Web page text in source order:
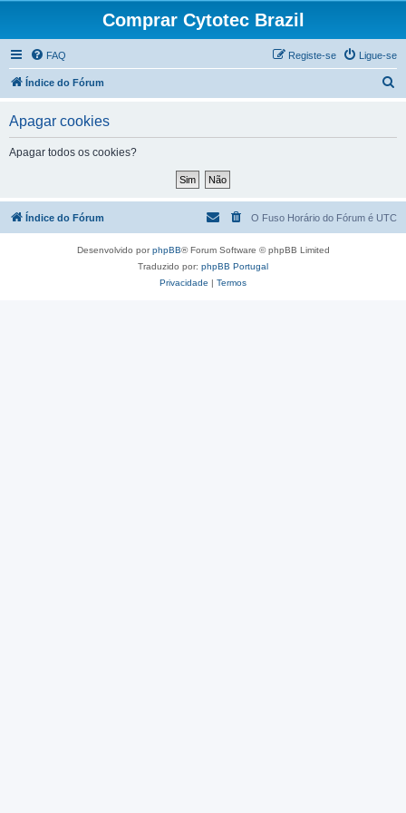
Comprar Cytotec Brazil
FAQ Ligue-se
Registe-se
Índice do Fórum
a
Apagar cookies
Apagar todos os cookies?
Índice do Fórum O Fuso Horário do Fórum é UTC
Desenvolvido porphpBB® Forum Software © phpBB Limited
Traduzido por: phpBB Portugal
Privacidade | Termos